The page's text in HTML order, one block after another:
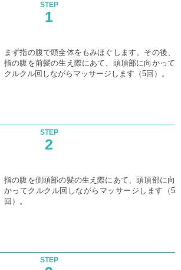
STEP
1
まず指の腹で頭全体をもみほぐします。その後、
指の腹を前髪の生え際にあて、頭頂部に向かって
クルクル回しながらマッサージします（5回）。
STEP
2
指の腹を側頭部の髪の生え際にあて、頭頂部に向
かってクルクル回しながらマッサージします（5
回）。
STEP